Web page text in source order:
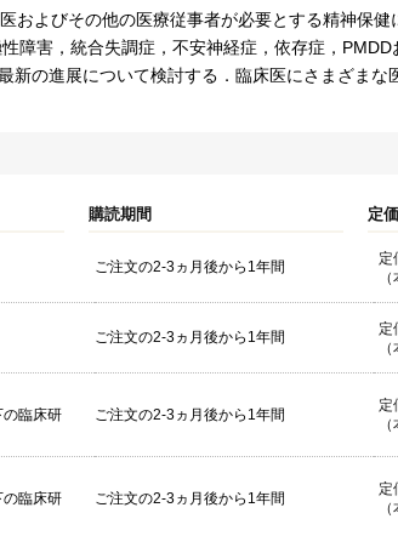
およびその他の医療従事者が必要とする精神保
障害，統合失調症，不安神経症，依存症，
新の進展について検討する．臨床医にさまざまな
購読期間 定価
ご注文の2-3ヵ月後から1年間 定
ご注文の2-3ヵ月後から1年間 定
臨床研
ご注文の2-3ヵ月後から1年間
定
臨床研
ご注文の2-3ヵ月後から1年間
定